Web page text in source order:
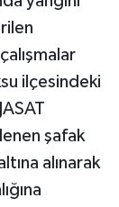
ilçesindeki
şafak
alınarak